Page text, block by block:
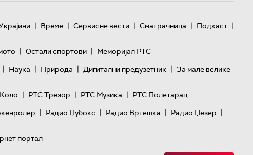
| Време | Сервисне вести | Сматрачница | Подкаст |
| Остали спортови | Меморијал РТС
| Наука | Природа | Дигитални предузетник | За мале велике
| РТС Трезор | РТС Музика | РТС Полетарац
| Радио Џубокс | Радио Вртешка | Радио Џезер |
портал